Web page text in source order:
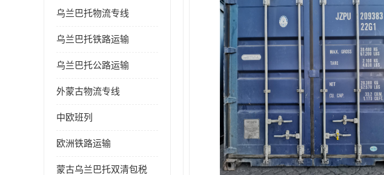
乌兰巴托物流专线
乌兰巴托铁路运输
乌兰巴托公路运输
外蒙古物流专线
中欧班列
欧洲铁路运输
蒙古乌兰巴托双清包税